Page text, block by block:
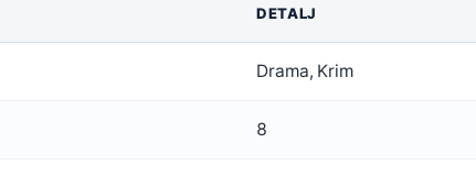
DETALJ
Drama, Krim
8